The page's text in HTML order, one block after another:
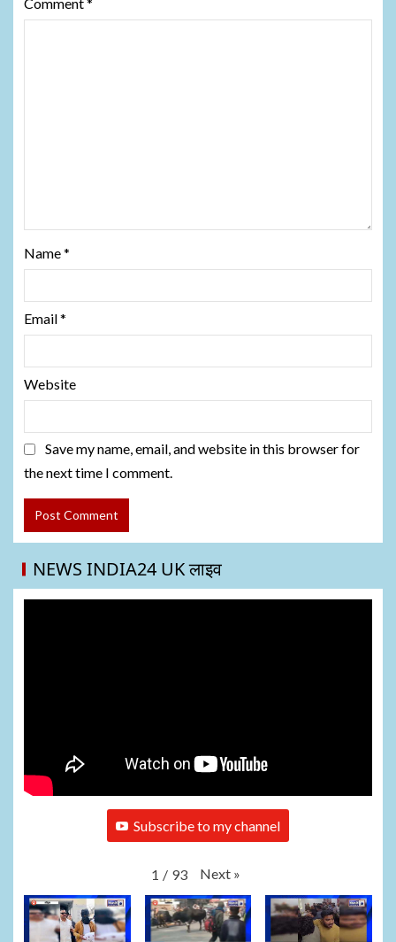
Name*
Email*
Website
Save my name, email, and website in this browser for
the next time I comment.
NEWS INDIA24 UK लाइव
Subscribe to my channel
1 / 93 Next »